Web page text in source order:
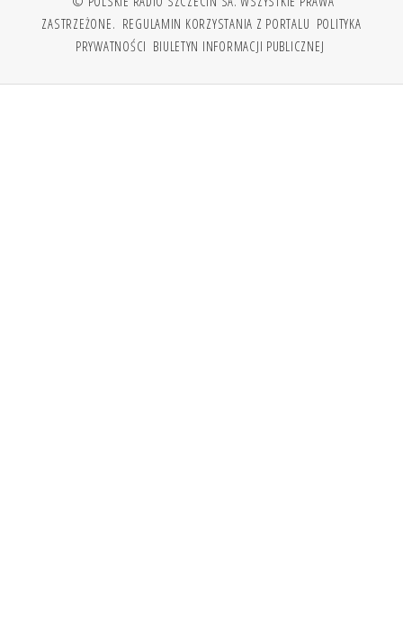
ZASTRZEŻONE. REGULAMIN KORZYSTANIA Z PORTALU POLITYKA
PRYWATNOŚCI BIULETYN INFORMACJI PUBLICZNEJ